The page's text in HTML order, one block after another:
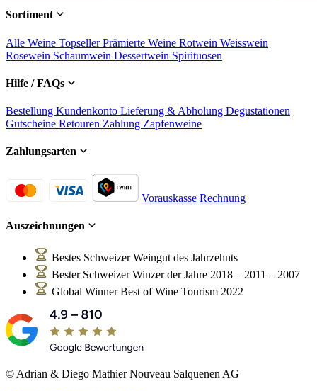
Sortiment
Alle Weine TopsellerPrämierte Weine Rotwein Weisswein
Rosewein Schaumwein Dessertwein Spirituosen
Hilfe / FAQs
Bestellung Kundenkonto Lieferung & Abholung Degustationen
Gutscheine Retouren Zahlung Zapfenweine
Zahlungsarten
Vorauskasse Rechnung
Auszeichnungen
Bestes Schweizer Weingut des Jahrzehnts
Bester Schweizer Winzer der Jahre 2018 – 2011 – 2007
Global Winner Best of Wine Tourism 2022
© Adrian & Diego Mathier Nouveau Salquenen AG